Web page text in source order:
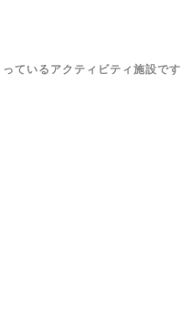
いるアクティビティ施設です